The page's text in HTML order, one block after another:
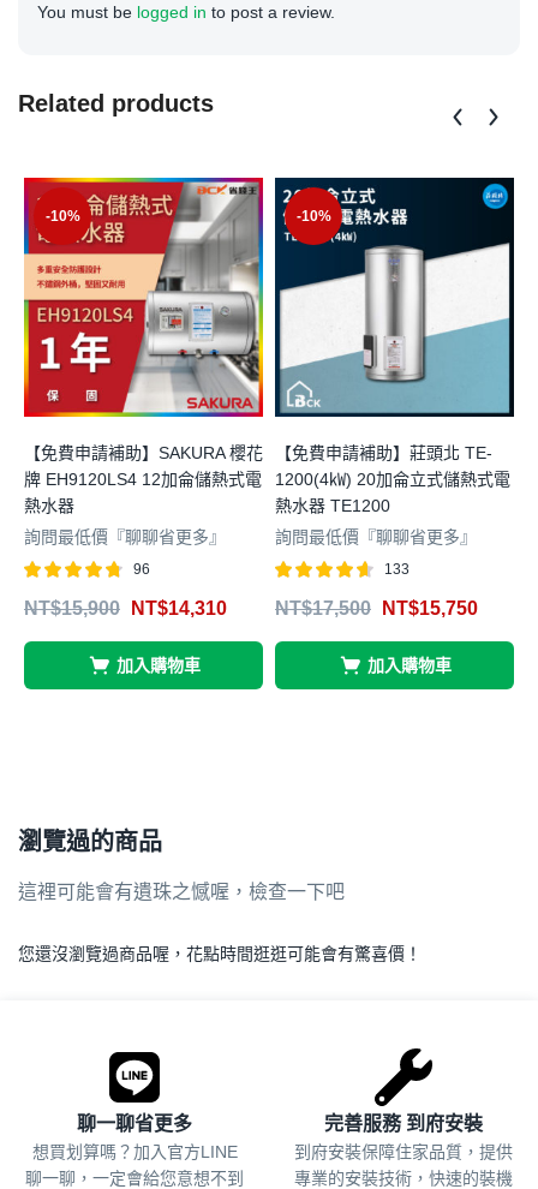
You must be logged in to post a review.
Related products
-10%
【免費申請補助】SAKURA 櫻花
牌 EH9120LS4 12加侖儲熱式電
熱水器
詢問最低價『聊聊省更多』
4.68
96
NT$15,900 NT$14,310
加入購物車
-10%
【免費申請補助】莊頭北 TE-
1200(4㎾) 20加侖立式儲熱式電
熱水器 TE1200
詢問最低價『聊聊省更多』
4.61
133
NT$17,500 NT$15,750
加入購物車
瀏覽過的商品
這裡可能會有遺珠之憾喔，檢查一下吧
您還沒瀏覽過商品喔，花點時間逛逛可能會有驚喜價！
聊一聊省更多
想買划算嗎？加入官方LINE
聊一聊，一定會給您意想不到
完善服務 到府安裝
到府安裝保障住家品質，提供
專業的安裝技術，快速的裝機